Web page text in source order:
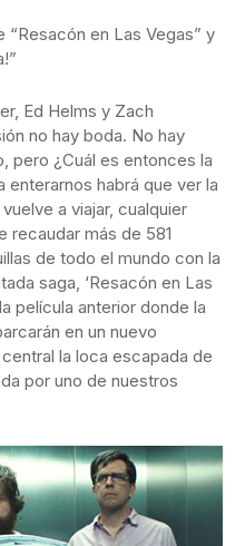
“Resacón en Las Vegas” y
Ed Helms y Zach
no hay boda. No hay
pero ¿Cuál es entonces la
enterarnos habrá que ver la
a viajar, cualquier
recaudar más de 581
de todo el mundo con la
saga, ‘Resacón en Las
película anterior donde la
en un nuevo
la loca escapada de
por uno de nuestros